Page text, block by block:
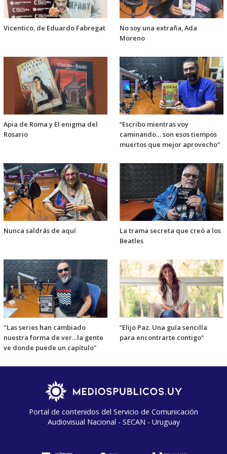
Vicentico, de Eduardo Fabregat
No soy una extraña, Ada
Moreno
Apia de Roma y El enigma del
Rosario
“Escribo mientras voy
caminando… son esos tiempos
muertos que mejor aprovecho”
Nunca saldrás de aquí
La trama secreta que creó a los
Beatles
"Las series han cambiado
nuestra forma de ver…la gente
ve donde puede un capítulo"
“Elijo Paz. Una guía sencilla
para encontrarte contigo”
Portal de contenidos del Servicio de Comunicación
Audiovisual Nacional - SECAN - Uruguay